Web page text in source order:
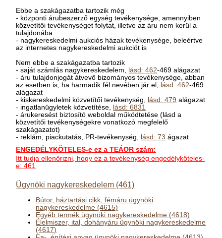
Ebbe a szakágazatba tartozik még
- központi árubeszerző egység tevékenysége, amennyiben
közvetítői tevékenységet folytat, illetve az áru nem kerül a
tulajdonába
- nagykereskedelmi aukciós házak tevékenysége, beleértve
az internetes nagykereskedelmi aukciót is
Nem ebbe a szakágazatba tartozik
- saját számlás nagykereskedelem, lásd: 462-469 alágazat
- áru tulajdonjogát átvevő bizományos tevékenysége, abban
az esetben is, ha harmadik fél nevében jár el, lásd: 462-469
alágazat
- kiskereskedelmi közvetítői tevékenység, lásd: 479 alágazat
- ingatlanügyletek közvetítése, lásd: 6831
- árukeresést biztosító weboldal működtetése (lásd a
közvetítői tevékenységekre vonatkozó megfelelő
szakágazatot)
- reklám, piackutatás, PR-tevékenység, lásd: 73 ágazat
ENGEDÉLYKÖTELES-e ez a TEÁOR szám:
Itt tudja ellenőrizni, hogy ez a tevékenység engedélyköteles-
e: 461
Ügynöki nagykereskedelem (461)
Bútor, háztartási cikk, fémáru ügynöki
nagykereskedelme (4615)
Egyéb termék ügynöki nagykereskedelme (4618)
Élelmiszer, ital, dohányáru ügynöki nagykereskedelme
(4617)